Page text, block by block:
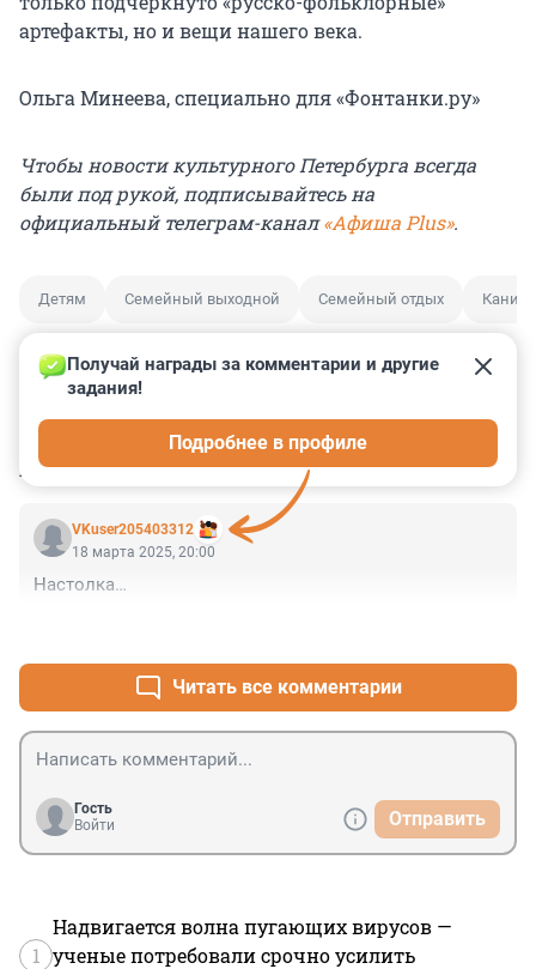
артефакты, но и вещи нашего века.
Ольга Минеева, специально для «Фонтанки.ру»
Чтобы новости культурного Петербурга всегда
были под рукой, подписывайтесь на
официальный телеграм-канал«Афиша Plus».
Детям Семейный выходной Семейный отдых
КОММЕНТАРИИ 1
VKuser205403312
Получай награды за комментарии и другие
задания!
Подробнее в профиле
18 марта 2025, 20:00
Настолка…
Читать все комментарии
Гость
Войти
Отправить
1
Надвигается волна пугающих вирусов —
ученые потребовали срочно усилить